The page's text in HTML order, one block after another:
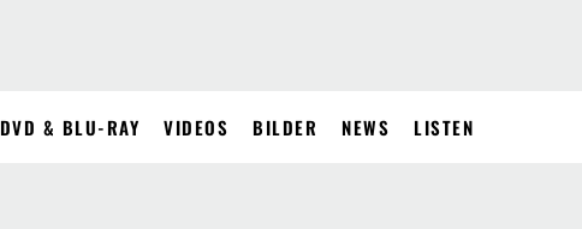
DVD & BLU-RAY VIDEOS BILDER NEWS LISTEN